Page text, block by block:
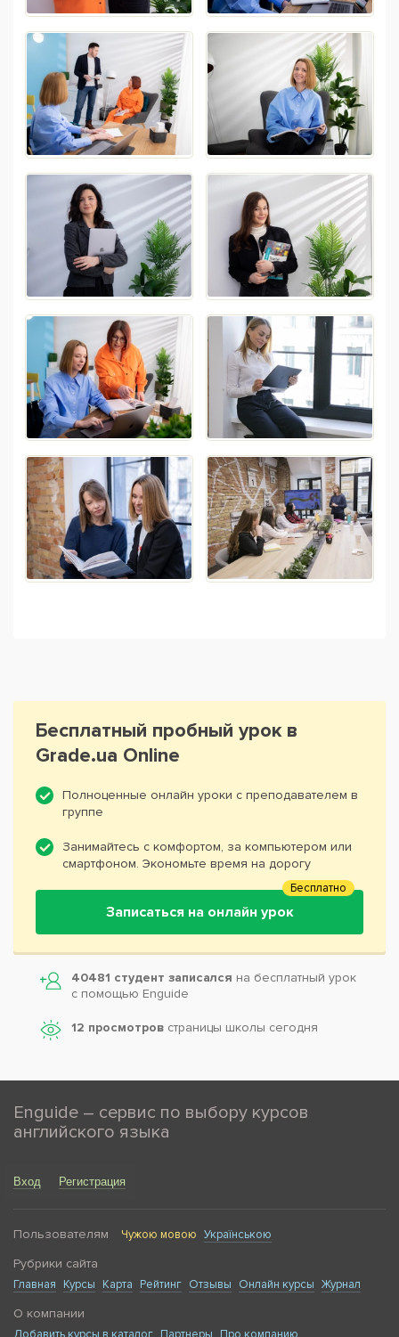
Бесплатный пробный урок в
Grade.ua Online
Полноценные онлайн уроки с преподавателем в
группе
Занимайтесь с комфортом, за компьютером или
смартфоном. Экономьте время на дорогу
Записаться на онлайн урок
Бесплатно
40481 студент записался на бесплатный урок
с помощью Enguide
12 просмотров страницы школы сегодня
Enguide – сервис по выбору курсов
английского языка
Вход Регистрация
Пользователям Чужою мовою Українською
Рубрики сайта
Главная Курсы Карта Рейтинг Отзывы Онлайн курсы Журнал
О компании